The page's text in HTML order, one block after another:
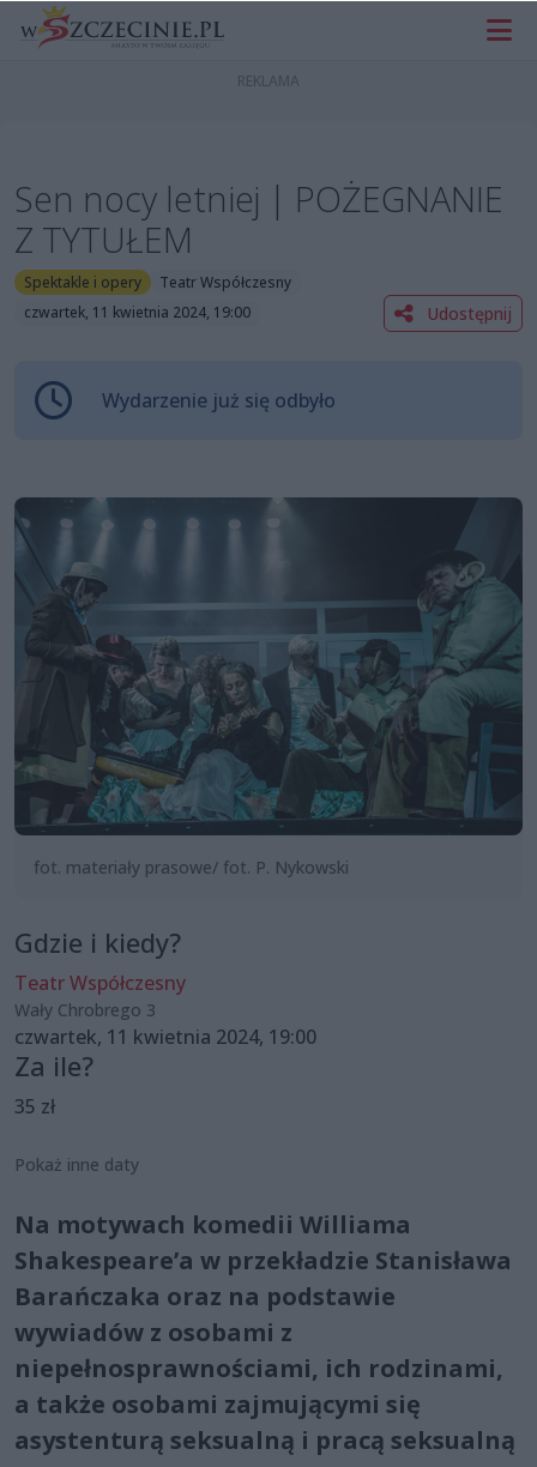
Sen nocy letniej | POŻEGNANIE
Z TYTUŁEM
Spektakle i opery
Teatr Współczesny
czwartek, 11 kwietnia 2024, 19:00
Udostępnij
Wydarzenie już się odbyło
fot. materiały prasowe/ fot. P. Nykowski
Gdzie i kiedy?
Teatr Współczesny
Wały Chrobrego 3
czwartek, 11 kwietnia 2024, 19:00
Za ile?
35 zł
Pokaż inne daty
Na motywach komedii Williama
Shakespeare’a w przekładzie Stanisława
Barańczaka oraz na podstawie
wywiadów z osobami z
niepełnosprawnościami, ich rodzinami,
a także osobami zajmującymi się
asystenturą seksualną i pracą seksualną